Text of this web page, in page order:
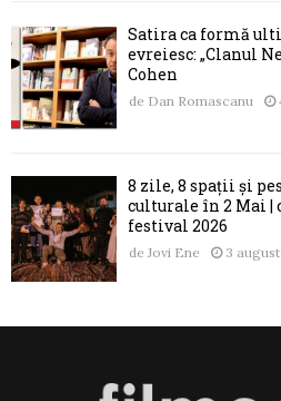
Satira ca formă
evreiesc: „Clanul
Cohen
de Dan Romascanu
8 zile, 8 spații și
culturale în 2 Mai |
festival 2026
de Jovi Ene 3